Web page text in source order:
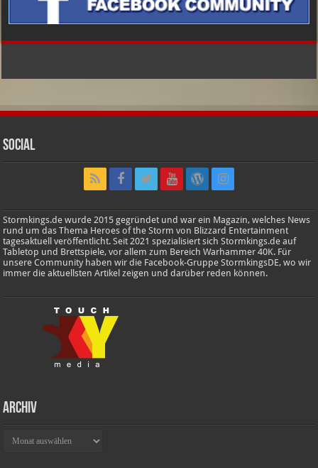
Social
Stormkings.de wurde 2015 gegründet und war ein Magazin, welches News
rund um das Thema Heroes of the Storm von Blizzard Entertainment
tagesaktuell veröffentlicht. Seit 2021 spezialisiert sich Stormkings.de auf
Tabletop und Brettspiele, vor allem zum Bereich Warhammer 40K. Für
unsere Community haben wir die Facebook-Gruppe StormkingsDE, wo wir
immer die aktuellsten Artikel zeigen und darüber reden können.
Archiv